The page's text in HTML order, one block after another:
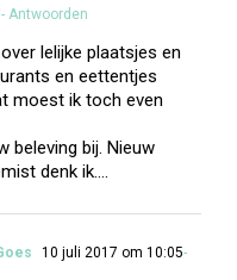
- Antwoorden
lelijke plaatsjes en
en eettentjes
moest ik toch even
beleving bij. Nieuw
denk ik….
10 juli 2017 om 10:05-